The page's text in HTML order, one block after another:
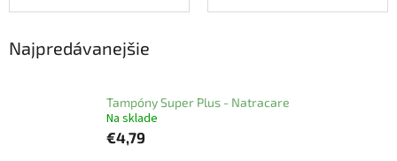
Najpredávanejšie
Tampóny Super Plus - Natracare
Na sklade
€4,79